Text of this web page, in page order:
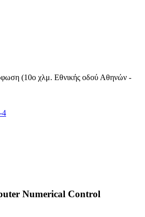
(10ο χλμ. Εθνικής οδού Αθηνών -
4
Numerical Control